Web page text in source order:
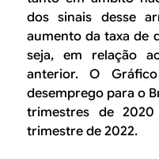
dos sinais desse
aumento da taxa de
seja, em relação
anterior. O
desemprego para o
trimestres de
trimestre de 2022.